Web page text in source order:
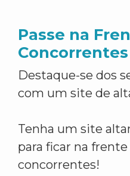
Passe na
Concorrentes
Destaque-se dos
com um site de
Tenha um site
para ficar na frente
concorrentes!